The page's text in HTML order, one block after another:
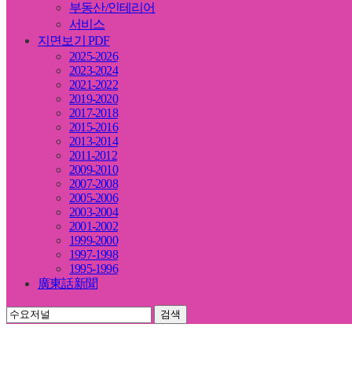
부동산/인테리어
서비스
지면보기 PDF
2025-2026
2023-2024
2021-2022
2019-2020
2017-2018
2015-2016
2013-2014
2011-2012
2009-2010
2007-2008
2005-2006
2003-2004
2001-2002
1999-2000
1997-1998
1995-1996
廣東話新聞
검색